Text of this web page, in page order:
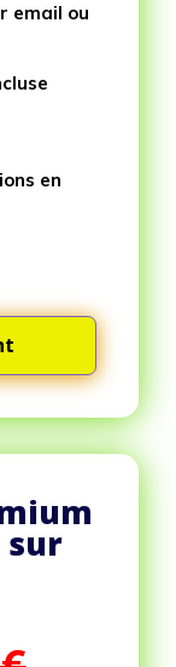
email ou
en
sur